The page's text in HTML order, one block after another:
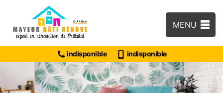
MENU
indisponible indisponible